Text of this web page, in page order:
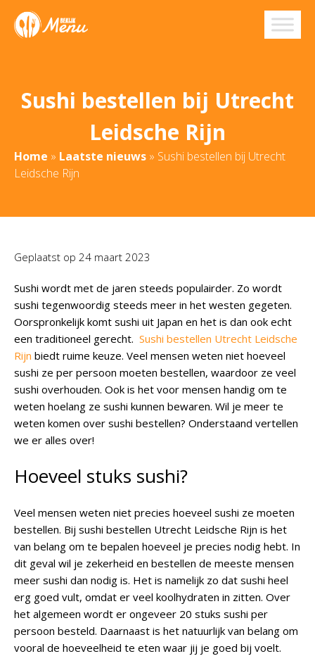
Sushi bestellen bij Utrecht
Leidsche Rijn
Home » Laatste nieuws » Sushi bestellen bij Utrecht
Leidsche Rijn
Geplaatst op 24 maart 2023
Sushi wordt met de jaren steeds populairder. Zo wordt
sushi tegenwoordig steeds meer in het westen gegeten.
Oorspronkelijk komt sushi uit Japan en het is dan ook echt
een traditioneel gerecht. Sushi bestellen Utrecht Leidsche
Rijn biedt ruime keuze. Veel mensen weten niet hoeveel
sushi ze per persoon moeten bestellen, waardoor ze veel
sushi overhouden. Ook is het voor mensen handig om te
weten hoelang ze sushi kunnen bewaren. Wil je meer te
weten komen over sushi bestellen? Onderstaand vertellen
we er alles over!
Hoeveel stuks sushi?
Veel mensen weten niet precies hoeveel sushi ze moeten
bestellen. Bij sushi bestellen Utrecht Leidsche Rijn is het
van belang om te bepalen hoeveel je precies nodig hebt. In
dit geval wil je zekerheid en bestellen de meeste mensen
meer sushi dan nodig is. Het is namelijk zo dat sushi heel
erg goed vult, omdat er veel koolhydraten in zitten. Over
het algemeen wordt er ongeveer 20 stuks sushi per
persoon besteld. Daarnaast is het natuurlijk van belang om
vooral de hoeveelheid te eten waar jij je goed bij voelt.